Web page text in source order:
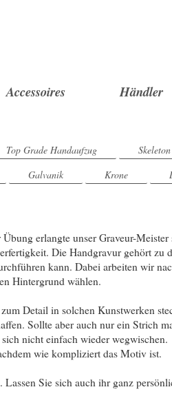
Accessoires Händler
Top Grade Handaufzug
Galvanik Krone
erlangte unser Graveur-Meister
Die Handgravur gehört zu
kann. Dabei arbeiten wir
Hintergrund wählen.
Detail in solchen Kunstwerken
Sollte aber auch nur ein Strich
nicht einfach wieder wegwischen.
wie kompliziert das Motiv ist.
Sie sich auch ihr ganz